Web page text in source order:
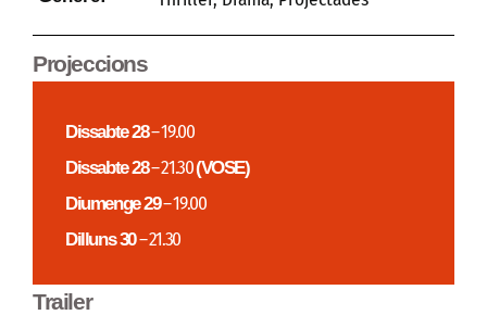
Projeccions
Dissabte 28– 19.00
Dissabte 28– 21.30(VOSE)
Diumenge 29– 19.00
Dilluns 30– 21.30
Trailer